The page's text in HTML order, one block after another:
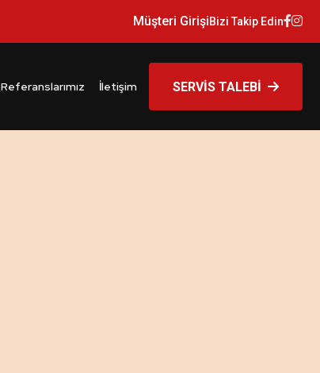
Müşteri GirişiBizi Takip Edin
Referanslarımız İletişim SERVİS TALEBİ